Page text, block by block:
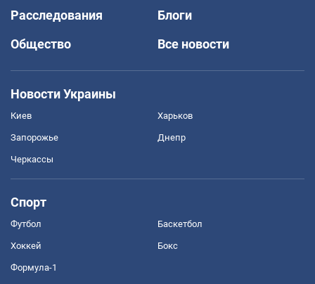
Расследования
Блоги
Общество
Все новости
Новости Украины
Киев Харьков
Запорожье Днепр
Черкассы
Спорт
Футбол Баскетбол
Хоккей Бокс
Формула-1